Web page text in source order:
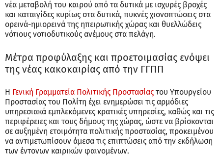
νέα μεταβολή του καιρού από τα δυτικά με ισχυρές βροχές
και καταιγίδες κυρίως στα δυτικά, πυκνές χιονοπτώσεις στα
ορεινά-ημιορεινά της ηπειρωτικής χώρας και θυελλώδεις
νότιους νοτιοδυτικούς ανέμους στα πελάγη.
Μέτρα προφύλαξης και προετοιμασίας ενόψει
της νέας κακοκαιρίας από την ΓΓΠΠ
Η Γενική Γραμματεία Πολιτικής Προστασίας του Υπουργείου
Προστασίας του Πολίτη έχει ενημερώσει τις αρμόδιες
υπηρεσιακά εμπλεκόμενες κρατικές υπηρεσίες, καθώς και τις
περιφέρειες και τους δήμους της χώρας, ώστε να βρίσκονται
σε αυξημένη ετοιμότητα πολιτικής προστασίας, προκειμένου
να αντιμετωπίσουν άμεσα τις επιπτώσεις από την εκδήλωση
των έντονων καιρικών φαινομένων.